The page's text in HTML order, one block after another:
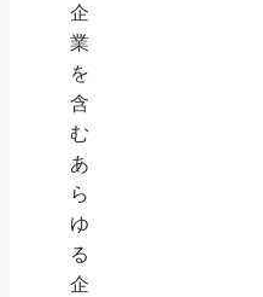
企
業
を
含
む
あ
ら
ゆ
る
企